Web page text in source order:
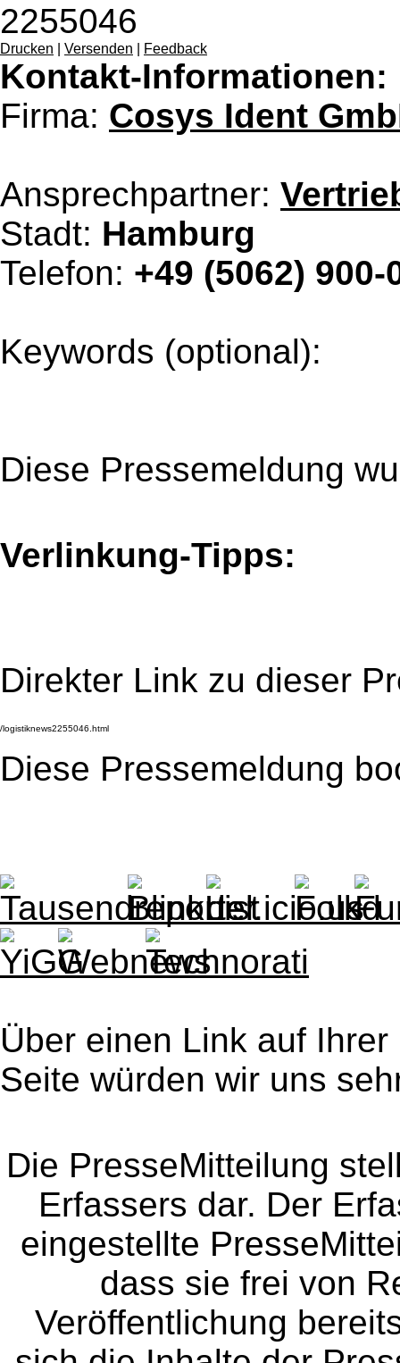
2255046
Drucken Versenden Feedback
Kontakt-Informationen:
Firma: Cosys Ident
Ansprechpartner:
Stadt: Hamburg
Telefon: +49 (5062) 900-
Keywords (optional):
Diese Pressemeldung
Verlinkung-Tipps:
Direkter Link zu dieser
Diese Pressemeldung
Über einen Link auf
Seite würden wir uns
Die PresseMitteilung
Erfassers dar. Der
eingestellte
dass sie frei von
Veröffentlichung